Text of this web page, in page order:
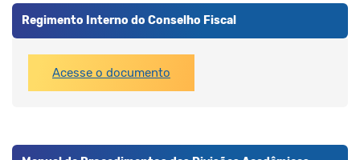
Regimento Interno do Conselho Fiscal
Acesse o documento